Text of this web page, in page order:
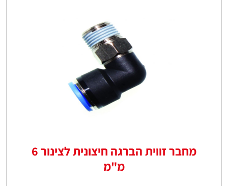
מחבר זווית הברגה חיצונית לצינור 6
מ"מ